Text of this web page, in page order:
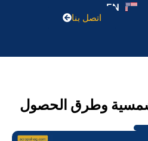
EN
اتصل بنا
وطرق الحصول